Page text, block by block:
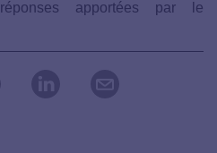
apportées par le